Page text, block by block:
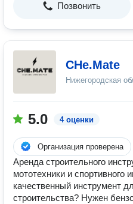
Позвонить
СHe.Mate
Нижегородская
5.0 4 оценки
Организация проверена
Аренда строительного
мототехники и спортивного
качественный инструмент
строительства? Нужен